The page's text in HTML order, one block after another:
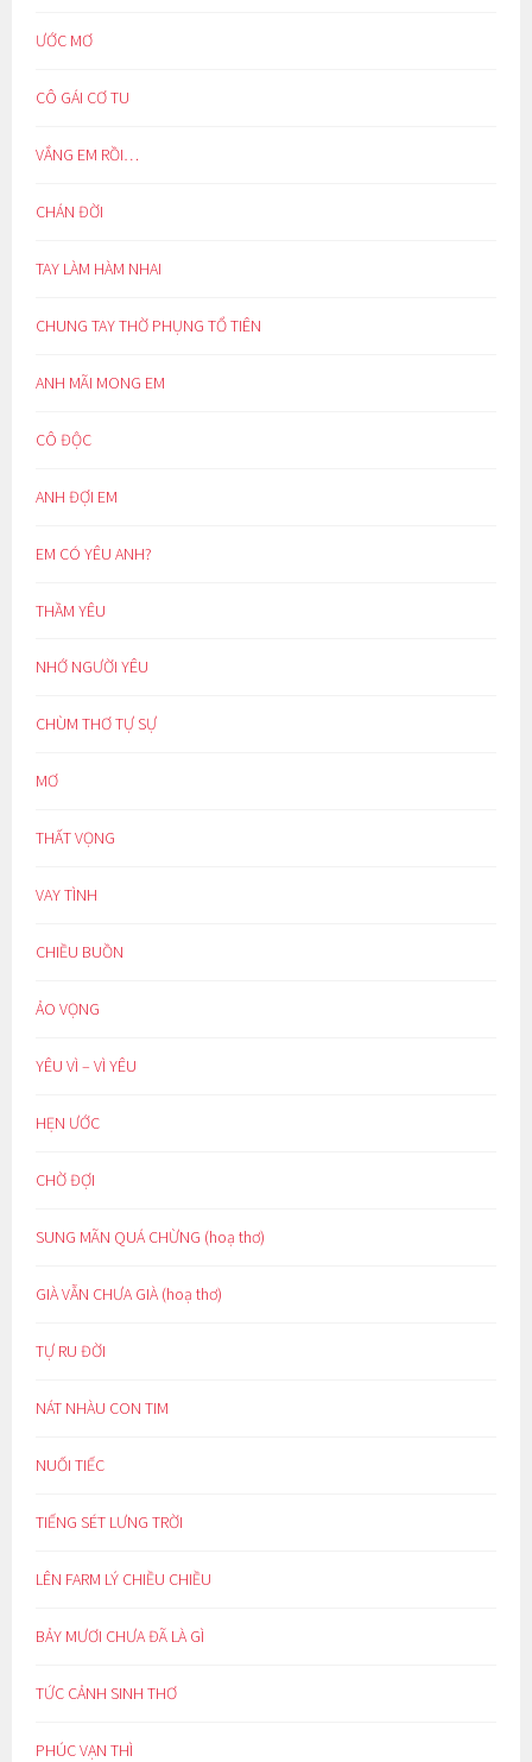
ƯỚC MƠ
CÔ GÁI CƠ TU
VẮNG EM RỒI…
CHÁN ĐỜI
TAY LÀM HÀM NHAI
CHUNG TAY THỜ PHỤNG TỔ TIÊN
ANH MÃI MONG EM
CÔ ĐỘC
ANH ĐỢI EM
EM CÓ YÊU ANH?
THẦM YÊU
NHỚ NGƯỜI YÊU
CHÙM THƠ TỰ SỰ
MƠ
THẤT VỌNG
VAY TÌNH
CHIỀU BUỒN
ẢO VỌNG
YÊU VÌ – VÌ YÊU
HẸN ƯỚC
CHỜ ĐỢI
SUNG MÃN QUÁ CHỪNG (hoạ thơ)
GIÀ VẪN CHƯA GIÀ (hoạ thơ)
TỰ RU ĐỜI
NÁT NHÀU CON TIM
NUỐI TIẾC
TIẾNG SÉT LƯNG TRỜI
LÊN FARM LÝ CHIỀU CHIỀU
BẢY MƯƠI CHƯA ĐÃ LÀ GÌ
TỨC CẢNH SINH THƠ
PHÚC VẠN THÌ